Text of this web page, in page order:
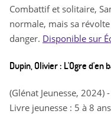
Combattif et solitaire,
normale, mais sa
danger. Disponible sur
Dupin, Olivier : L'Ogre d'en
(Glénat Jeunesse,
Livre jeunesse : 5 à 8